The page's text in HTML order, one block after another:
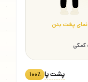
نمای پشت بدن
کمکی
پشت پا ۱۰۰٪